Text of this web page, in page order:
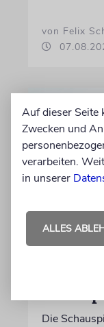
von Felix
BERLIN
Iris
Die
Auf dieser Seite
Zwecken und
verarbeiten.
in unserer
ALLES